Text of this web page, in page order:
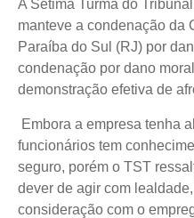
A Sétima Turma do
manteve a condenação da
Paraíba do Sul (RJ) por
condenação por dano
demonstração efetiva de
Embora a empresa tenha
funcionários tem
seguro, porém o TST
dever de agir com
consideração com o